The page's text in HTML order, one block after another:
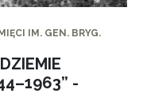
IM. GEN. BRYG.
-